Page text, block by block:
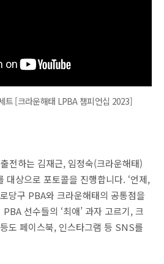
트 [크라운해태 LPBA 챔피언십 2023]
전하는 김재근, 임정숙(크라운해태)
대상으로 포토콜을 진행합니다. ‘언제,
당구 PBA와 크라운해태의 공통점을
선수들의 ‘최애’ 과자 고르기, 크
도 페이스북, 인스타그램 등 SNS를